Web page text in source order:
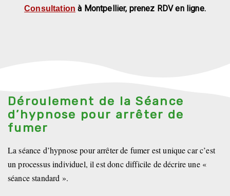
Consultation à Montpellier, prenez RDV en ligne.
Déroulement de la Séance
d’hypnose pour arrêter de
fumer
La séance d’hypnose pour arrêter de fumer est unique car c’est
un processus individuel, il est donc difficile de décrire une «
séance standard ».